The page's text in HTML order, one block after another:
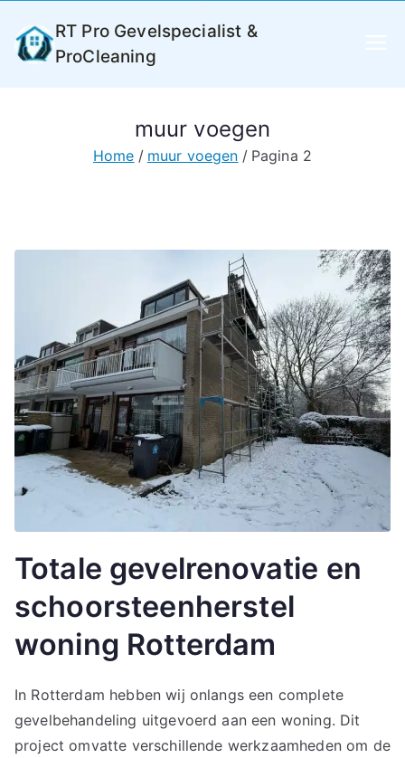
naar
RT Pro Gevelspecialist &
ProCleaning
muur voegen
Home muur voegen Pagina 2
Totale gevelrenovatie en
schoorsteenherstel
woning Rotterdam
In Rotterdam hebben wij onlangs een complete
gevelbehandeling uitgevoerd aan een woning. Dit
project omvatte verschillende werkzaamheden om de